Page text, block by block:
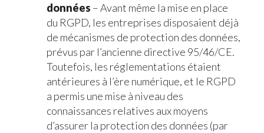
données – Avant même la mise en place
du RGPD, les entreprises disposaient déjà
de mécanismes de protection des données,
prévus par l’ancienne directive 95/46/CE.
Toutefois, les réglementations étaient
antérieures à l’ère numérique, et le RGPD
a permis une mise à niveau des
connaissances relatives aux moyens
d’assurer la protection des données (par